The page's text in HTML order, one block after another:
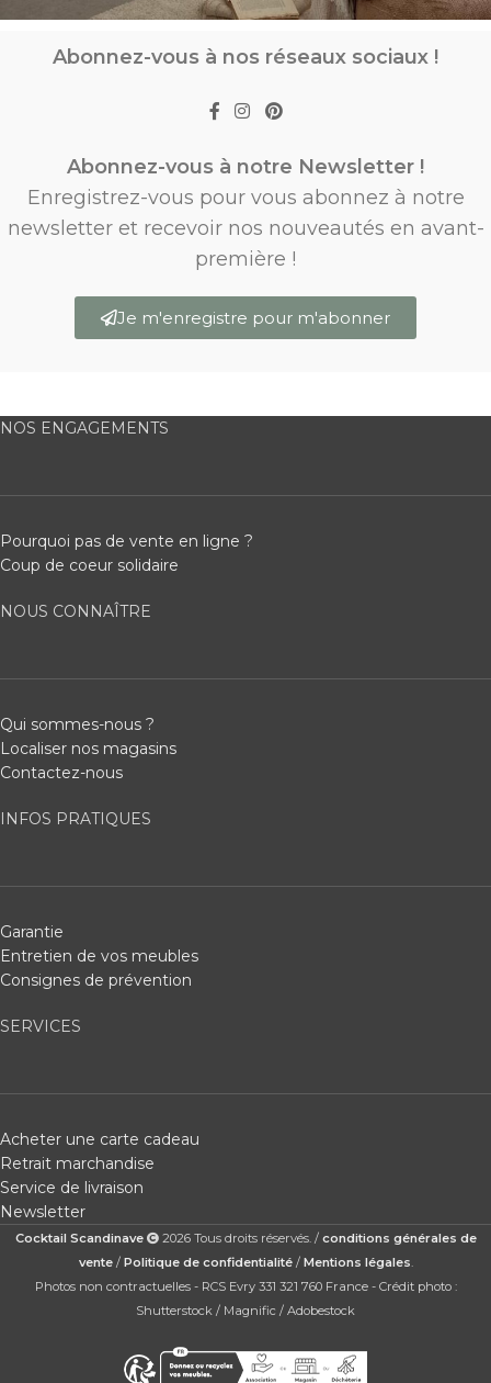
Abonnez-vous à nos réseaux sociaux !
Abonnez-vous à notre Newsletter !
Enregistrez-vous pour vous abonnez à notre
newsletter et recevoir nos nouveautés en avant-
première !
Je m'enregistre pour m'abonner
NOS ENGAGEMENTS
Pourquoi pas de vente en ligne ?
Coup de coeur solidaire
NOUS CONNAÎTRE
Qui sommes-nous ?
Localiser nos magasins
Contactez-nous
INFOS PRATIQUES
Garantie
Entretien de vos meubles
Consignes de prévention
SERVICES
Acheter une carte cadeau
Retrait marchandise
Service de livraison
Newsletter
Cocktail Scandinave 2026 Tous droits réservés. / conditions générales de
vente/ Politique de confidentialité/ Mentions légales
Photos non contractuelles - RCS Evry 331 321 760 France - Crédit photo :
Shutterstock / Magnific / Adobestock